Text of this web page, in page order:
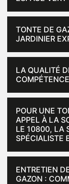
TONTE DE
JARDINIER
LA QUALITÉ
POUR UNE
APPEL À LA
LE 10800, LA
SPÉCIALISTE
ENTRETIEN
GAZON :